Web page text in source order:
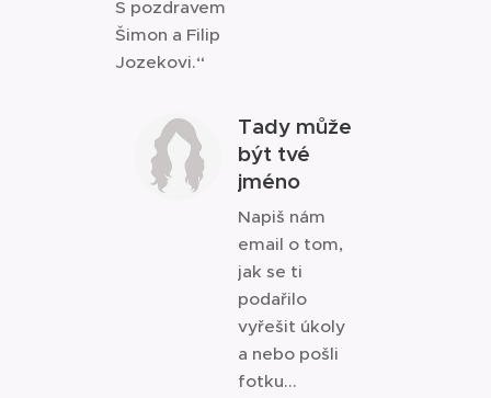
S pozdravem
Šimon a Filip
Jozekovi.“
Tady může
být tvé
jméno
Napiš nám
email o tom,
jak se ti
podařilo
vyřešit úkoly
a nebo pošli
fotku...